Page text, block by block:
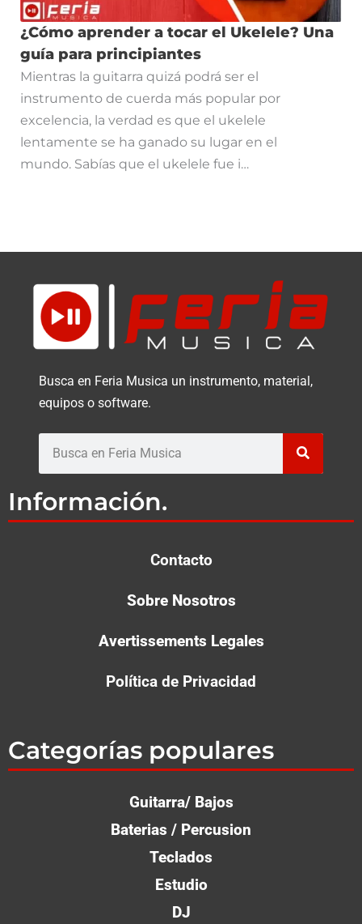
¿Cómo aprender a tocar el Ukelele? Una
guía para principiantes
Mientras la guitarra quizá podrá ser el
instrumento de cuerda más popular por
excelencia, la verdad es que el ukelele
lentamente se ha ganado su lugar en el
mundo. Sabías que el ukelele fue i…
Busca en Feria Musica un instrumento, material,
equipos o software.
Información.
Contacto
Sobre Nosotros
Avertissements Legales
Política de Privacidad
Categorías populares
Guitarra/ Bajos
Ba­te­rias / Per­cu­sion
Teclados
Estudio
DJ